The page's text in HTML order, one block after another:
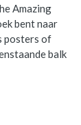
Amazing
bent naar
posters of
balk